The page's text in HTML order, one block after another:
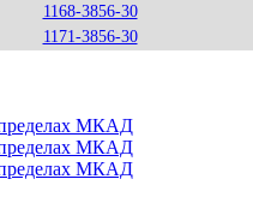
1168-3856-30
1171-3856-30